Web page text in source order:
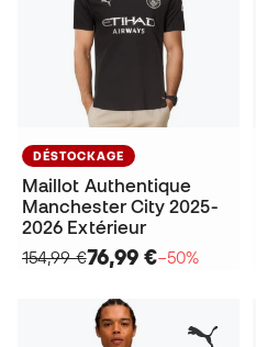
DÉSTOCKAGE
Maillot Authentique
Manchester City 2025-
2026 Extérieur
154,99 €76,99 €−50%